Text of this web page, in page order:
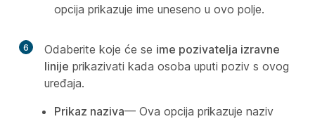
opcija prikazuje ime uneseno u ovo polje.
6 Odaberite koje će se ime pozivatelja izravne
linije prikazivati kada osoba uputi poziv s ovog
uređaja.
Prikaz naziva— Ova opcija prikazuje naziv